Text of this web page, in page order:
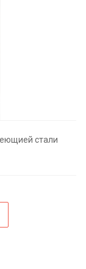
стали